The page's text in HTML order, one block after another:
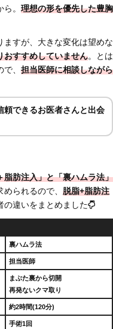
。 理想の形を優先した豊胸
ますが、大きな変化は望めな
おすすめしていません。とは
、 担当医師に相談しながら
頼できるお医者さんと出会
脂肪注入」と「裏ハムラ法」
られるので、 脱脂+脂肪注
の違いをまとめました
裏ハムラ法
担当医師
まぶた裏から切開
再発ないクマ取り
約2時間(120分)
手術1回